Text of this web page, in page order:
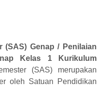
(SAS) Genap / Penilaian
Kelas 1 Kurikulum
(SAS) merupakan
oleh Satuan Pendidikan